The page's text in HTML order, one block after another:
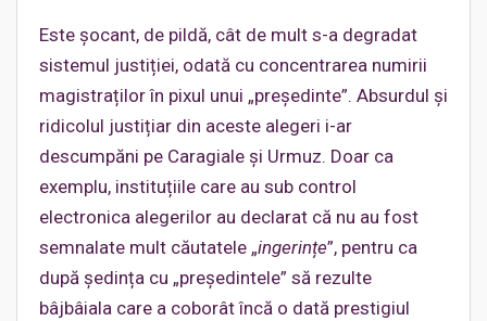
Este șocant, de pildă, cât de mult s-a degradat
sistemul justiției, odată cu concentrarea numirii
magistraților în pixul unui „președinte”. Absurdul și
ridicolul justițiar din aceste alegeri i-ar
descumpăni pe Caragiale și Urmuz. Doar ca
exemplu, instituțiile care au sub control
electronica alegerilor au declarat că nu au fost
semnalate mult căutatele „ingerințe”, pentru ca
după ședința cu „președintele” să rezulte
bâjbâiala care a coborât încă o dată prestigiul